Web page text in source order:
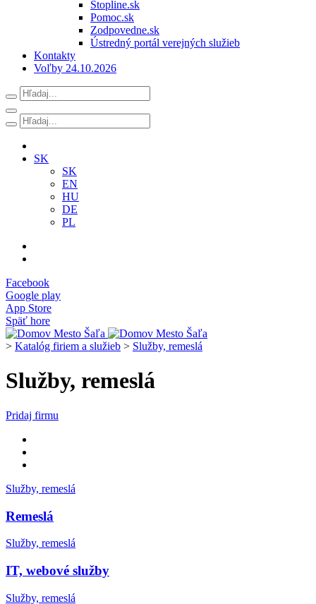
Stopline.sk
Pomoc.sk
Zodpovedne.sk
Ústredný portál verejných služieb
Kontakty
Voľby 24.10.2026
SK
SK
EN
HU
DE
PL
Facebook
Google play
App Store
Späť hore
> Katalóg firiem a služieb > Služby, remeslá
Služby, remeslá
Pridaj firmu
Služby, remeslá
Remeslá
Služby, remeslá
IT, webové služby
Služby, remeslá